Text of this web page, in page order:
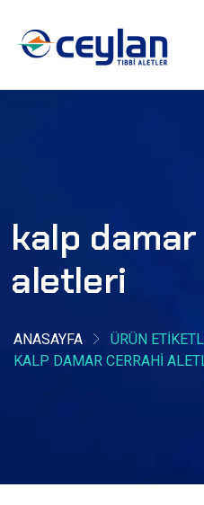
kalp
aletleri
ANASAYFA
ÜRÜN
KALP DAMAR CERRAHI